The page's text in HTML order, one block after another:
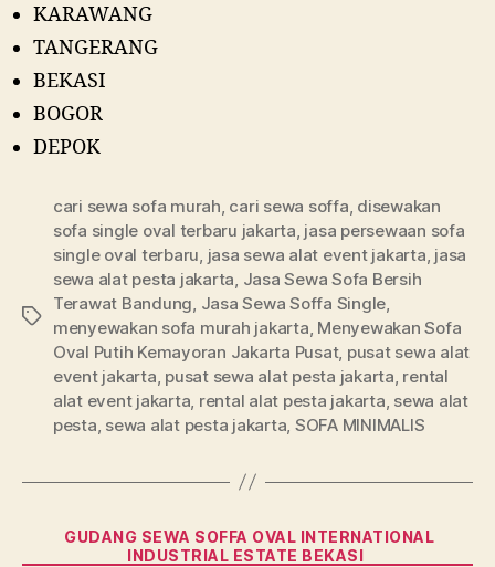
KARAWANG
TANGERANG
BEKASI
BOGOR
DEPOK
Tags
cari sewa sofa murah cari sewa soffa disewakan
sofa single oval terbaru jakarta jasa persewaan sofa
single oval terbaru jasa sewa alat event jakarta jasa
sewa alat pesta jakarta Jasa Sewa Sofa Bersih
Terawat Bandung Jasa Sewa Soffa Single
menyewakan sofa murah jakarta Menyewakan Sofa
Oval Putih Kemayoran Jakarta Pusat, pusat sewa alat
event jakarta pusat sewa alat pesta jakarta rental
alat event jakarta rental alat pesta jakarta sewa alat
pesta sewa alat pesta jakarta SOFA MINIMALIS
Categories
GUDANG SEWA SOFFA OVAL INTERNATIONAL
INDUSTRIAL ESTATE BEKASI